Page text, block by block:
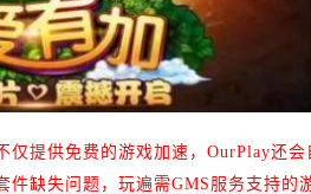
仅提供免费的游戏加速， OurPlay还会
缺失问题，玩遍需GMS服务支持的